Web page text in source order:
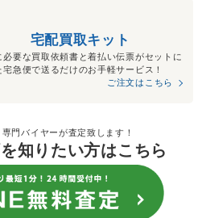
宅配買取キット
必要な買取依頼書と着払い伝票がセットに
宅急便で送るだけのお手軽サービス！
ご注文はこちら
門バイヤーが査定致します！
知りたい方はこちら